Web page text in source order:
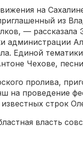
на
из
—
администрации
Единой
Чехове,
пролива,
на проведение
строк
власть